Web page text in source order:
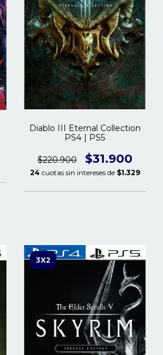
Diablo III Eternal Collection
PS4 | PS5
$220.900 $31.900
24 cuotas sin intereses de $1.329
3X2